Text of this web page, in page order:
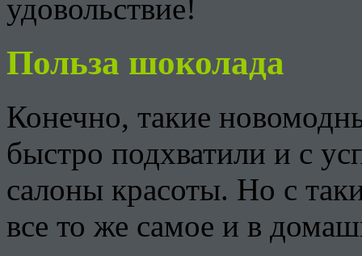
удовольствие!
Польза шоколада
Конечно, такие
быстро подхватили и с
салоны красоты. Но с
все то же самое и в